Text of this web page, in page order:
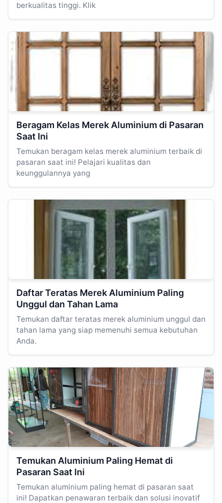
berkualitas tinggi. Klik
Beragam Kelas Merek Aluminium di Pasaran
Saat Ini
Temukan beragam kelas merek aluminium terbaik di
pasaran saat ini! Pelajari kualitas dan
keunggulannya yang
Daftar Teratas Merek Aluminium Paling
Unggul dan Tahan Lama
Temukan daftar teratas merek aluminium unggul dan
tahan lama yang siap memenuhi semua kebutuhan
Anda.
Temukan Aluminium Paling Hemat di
Pasaran Saat Ini
Temukan aluminium paling hemat di pasaran saat
ini! Dapatkan penawaran terbaik dan solusi inovatif